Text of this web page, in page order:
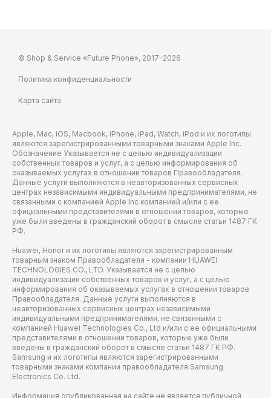
© Shop & Service «Future Phone», 2017–2026
Политика конфиденциальности
Карта сайта
Apple, Mac, iOS, Macbook, iPhone, iPad, Watch, iPod и их логотипы
являются зарегистрированными товарными знаками Apple Inc.
Обозначение Указывается не с целью индивидуализации
собственных товаров и услуг, а с целью информирования об
оказываемых услугах в отношении товаров Правообладателя.
Данные услуги выполняются в неавторизованных сервисных
центрах независимыми индивидуальными предпринимателями, не
связанными с компанией Apple Inc компанией и/или с ее
официальными представителями в отношении товаров, которые
уже были введены в гражданский оборот в смысле статьи 1487 ГК
РФ.
Huawei, Honor и их логотипы являются зарегистрированным
товарным знаком Правообладателя - компании HUAWEI
TECHNOLOGIES CO., LTD. Указывается не с целью
индивидуализации собственных товаров и услуг, а с целью
информирования об оказываемых услугах в отношении товаров
Правообладателя. Данные услуги выполняются в
неавторизованных сервисных центрах независимыми
индивидуальными предпринимателями, не связанными с
компанией Huawei Technologies Co., Ltd и/или с ее официальными
представителями в отношении товаров, которые уже были
введены в гражданский оборот в смысле статьи 1487 ГК РФ.
Samsung и их логотипы являются зарегистрированными
товарными знаками компании правообладателя Samsung
Electronics Co. Ltd.
Информация опубликованная на сайте не является публичной